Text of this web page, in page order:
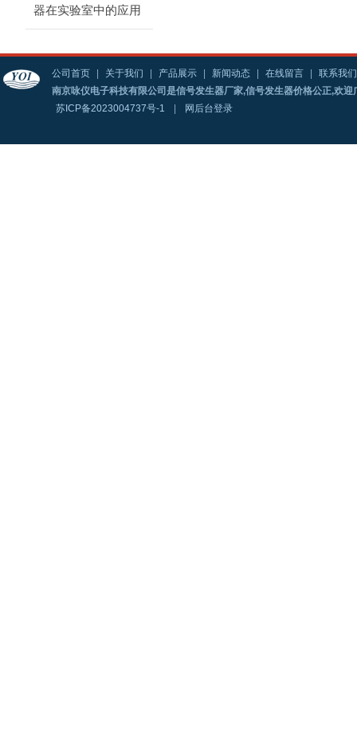
器在实验室中的应用
公司首页 关于我们 产品展示 新闻动态 在线留言
联系我们
南京咏仪电子科技有限公司是信号发生器厂家,信号发生器价格公正,欢迎
苏ICP备2023004737号-1
网后台登录